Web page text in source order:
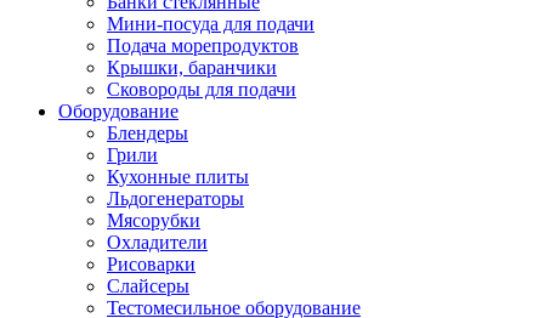
Мини-посуда для подачи
Подача морепродуктов
Крышки, баранчики
Сковороды для подачи
Оборудование
Блендеры
Грили
Кухонные плиты
Льдогенераторы
Мясорубки
Охладители
Рисоварки
Слайсеры
Тестомесильное оборудование